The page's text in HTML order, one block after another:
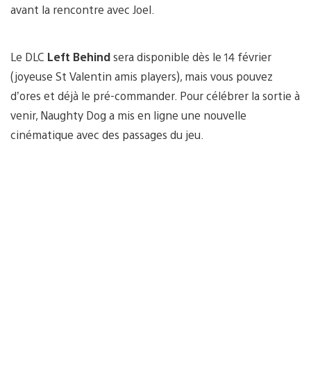
avant la rencontre avec Joel.
Le DLC Left Behindsera disponible dès le 14 février
(joyeuse St Valentin amis players), mais vous pouvez
d’ores et déjà le pré-commander. Pour célébrer la sortie à
venir, Naughty Dog a mis en ligne une nouvelle
cinématique avec des passages du jeu.